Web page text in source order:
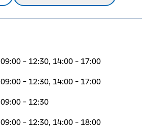
09:00 - 12:30, 14:00 - 17:00
09:00 - 12:30, 14:00 - 17:00
09:00 - 12:30
09:00 - 12:30, 14:00 - 18:00